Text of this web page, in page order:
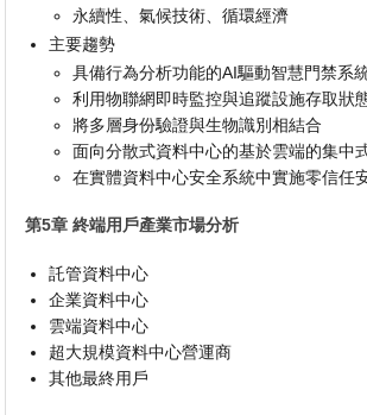
永續性、氣候技術、循環經濟
主要趨勢
具備行為分析功能的AI驅動智慧門禁系
利用物聯網即時監控與追蹤設施存取狀
將多層身份驗證與生物識別相結合
面向分散式資料中心的基於雲端的集中
在實體資料中心安全系統中實施零信任
第5章 終端用戶產業市場分析
託管資料中心
企業資料中心
雲端資料中心
超大規模資料中心營運商
其他最終用戶